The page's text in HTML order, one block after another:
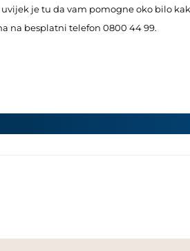
je tu da vam pomogne oko bilo
na besplatni telefon 0800 44 99.